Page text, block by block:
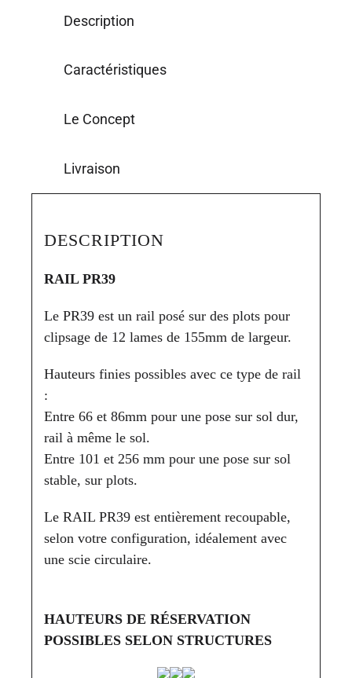
Description
Caractéristiques
Le Concept
Livraison
DESCRIPTION
RAIL PR39
Le PR39 est un rail posé sur des plots pour
clipsage de 12 lames de 155mm de largeur.
Hauteurs finies possibles avec ce type de rail
:
Entre 66 et 86mm pour une pose sur sol dur,
rail à même le sol.
Entre 101 et 256 mm pour une pose sur sol
stable, sur plots.
Le RAIL PR39 est entièrement recoupable,
selon votre configuration, idéalement avec
une scie circulaire.
HAUTEURS DE RÉSERVATION
POSSIBLES SELON STRUCTURES